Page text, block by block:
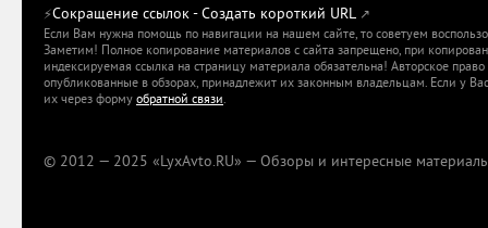
⚡Сокращение ссылок - Создать короткий URL ↗
Если Вам нужна помощь по навигации на нашем сайте, то советуем
Заметим! Полное копирование материалов с сайта запрещено, при
индексируемая ссылка на страницу материала обязательна! Авторское
опубликованные в обзорах, принадлежит их законным владельцам. Если у
их через форму обратной связи.
© 2012 — 2025 «LyxAvto.RU» — Обзоры и интересные